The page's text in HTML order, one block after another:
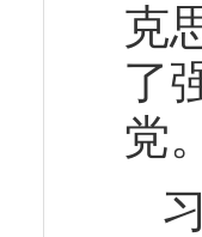
克
了
党。